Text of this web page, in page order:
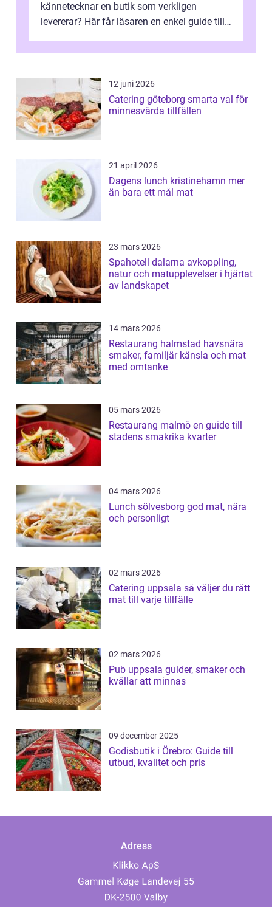
kännetecknar en butik som verkligen
levererar? Här får läsaren en enkel guide till
12 juni 2026
Catering göteborg smarta val för
minnesvärda tillfällen
21 april 2026
Dagens lunch kristinehamn mer
än bara ett mål mat
23 mars 2026
Spahotell dalarna avkoppling,
natur och matupplevelser i hjärtat
av landskapet
14 mars 2026
Restaurang halmstad havsnära
smaker, familjär känsla och mat
med omtanke
05 mars 2026
Restaurang malmö en guide till
stadens smakrika kvarter
04 mars 2026
Lunch sölvesborg god mat, nära
och personligt
02 mars 2026
Catering uppsala så väljer du rätt
mat till varje tillfälle
02 mars 2026
Pub uppsala guider, smaker och
kvällar att minnas
09 december 2025
Godisbutik i Örebro: Guide till
utbud, kvalitet och pris
Adress